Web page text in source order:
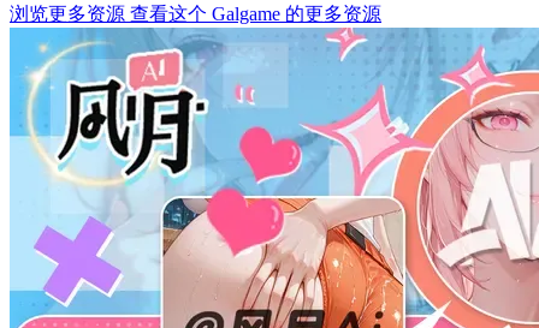
浏览更多资源 查看这个 Galgame 的更多资源